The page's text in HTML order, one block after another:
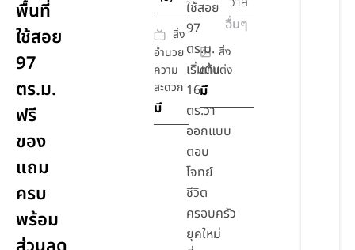
พื้นที่
ใช้สอย
97
ตร.ม.
ฟรี
ของ
แถม
ครบ
พร้อม
สิ่ง
อำนวย
ความ
สะดวก
มี
สิ่ง
ตกแต่ง
มี
ใช้สอย
97
ตร.ม.
เริ่มต้น
16
ตร.วา
ออกแบบ
ตอบ
โจทย์
ชีวิต
ครอบครัว
ยุคใหม่
อื่นๆ